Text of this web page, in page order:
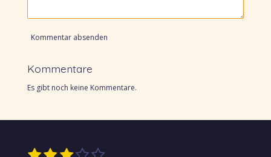
Kommentar absenden
Kommentare
Es gibt noch keine Kommentare.
B